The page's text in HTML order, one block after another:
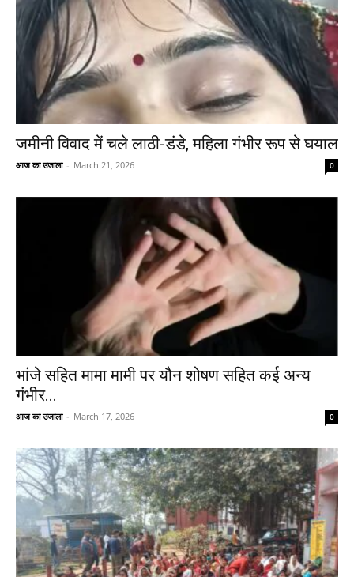
जमीनी विवाद में चले लाठी-डंडे, महिला गंभीर रूप से घयाल
आज का उजाला - March 21, 2026 0
भांजे सहित मामा मामी पर यौन शोषण सहित कई अन्य
गंभीर...
आज का उजाला - March 17, 2026 0